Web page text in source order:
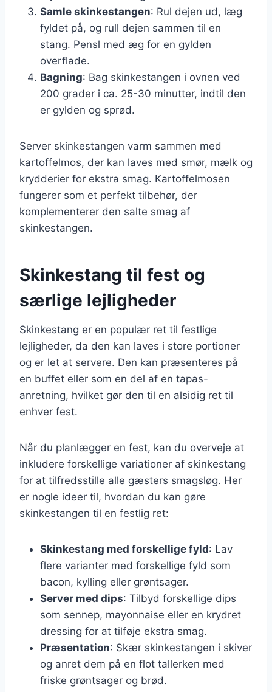
Samle skinkestangen: Rul dejen ud, læg
fyldet på, og rull dejen sammen til en
stang. Pensl med æg for en gylden
overflade.
Bagning: Bag skinkestangen i ovnen ved
200 grader i ca. 25-30 minutter, indtil den
er gylden og sprød.
Server skinkestangen varm sammen med
kartoffelmos, der kan laves med smør, mælk og
krydderier for ekstra smag. Kartoffelmosen
fungerer som et perfekt tilbehør, der
komplementerer den salte smag af
skinkestangen.
Skinkestang til fest og
særlige lejligheder
Skinkestang er en populær ret til festlige
lejligheder, da den kan laves i store portioner
og er let at servere. Den kan præsenteres på
en buffet eller som en del af en tapas-
anretning, hvilket gør den til en alsidig ret til
enhver fest.
Når du planlægger en fest, kan du overveje at
inkludere forskellige variationer af skinkestang
for at tilfredsstille alle gæsters smagsløg. Her
er nogle ideer til, hvordan du kan gøre
skinkestangen til en festlig ret:
Skinkestang med forskellige fyld: Lav
flere varianter med forskellige fyld som
bacon, kylling eller grøntsager.
Server med dips: Tilbyd forskellige dips
som sennep, mayonnaise eller en krydret
dressing for at tilføje ekstra smag.
Præsentation: Skær skinkestangen i skiver
og anret dem på en flot tallerken med
friske grøntsager og brød.